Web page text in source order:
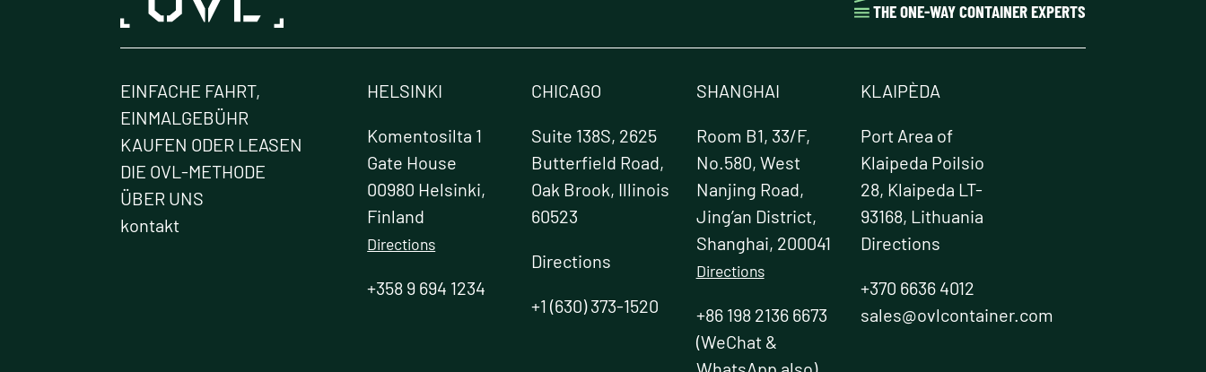
können
Produktseite
gewählt
werden
THE ONE-WAY CONTAINER EXPERTS
EINFACHE FAHRT,
EINMALGEBÜHR
KAUFEN ODER LEASEN
DIE OVL-METHODE
ÜBER UNS
kontakt
HELSINKI
Komentosilta 1
Gate House
00980 Helsinki,
Finland
Directions
+358 9 694 1234
CHICAGO
Suite 138S, 2625
Butterfield Road,
Oak Brook, Illinois
60523
Directions
+1 (630) 373-1520
SHANGHAI
Room B1, 33/F,
No.580, West
Nanjing Road,
Jing’an District,
Shanghai, 200041
Directions
+86 198 2136 6673
(WeChat &
KLAIPÈDA
Port Area of
Klaipeda Poilsio
28, Klaipeda LT-
93168, Lithuania
Directions
+370 6636 4012
sales@ovlcontainer.com